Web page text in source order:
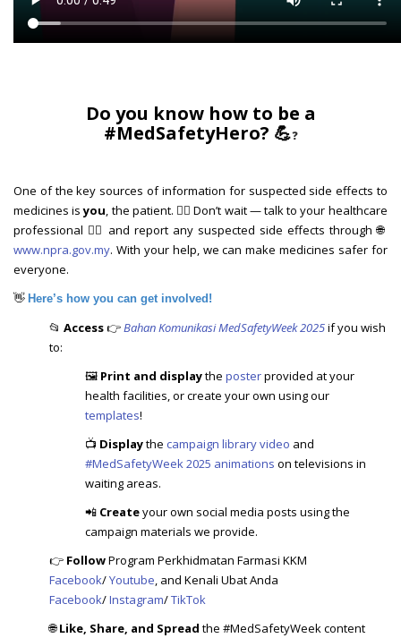
Do you know how to be a
#MedSafetyHero? 💪❓
One of the key sources of information for suspected side effects to
medicines isyou, the patient. 🙋‍♀️ Don’t wait — talk to your healthcare
professional 👩‍⚕️ and report any suspected side effects through 🌐
www.npra.gov.my. With your help, we can make medicines safer for
everyone.
👋 Here’s how you can get involved!
📂 Access👉Bahan Komunikasi MedSafetyWeek 2025if you wish
to:
🖼️ Print and displaythe posterprovided at your
health facilities, or create your own using our
templates!
📺 Displaythe campaign library video and
#MedSafetyWeek 2025 animations on televisions in
waiting areas.
📲 Createyour own social media posts using the
campaign materials we provide.
👉 FollowProgram Perkhidmatan Farmasi KKM
Facebook/Youtube, and Kenali Ubat Anda
Facebook/Instagram/TikTok
🌐Like, Share, and Spread the #MedSafetyWeek content